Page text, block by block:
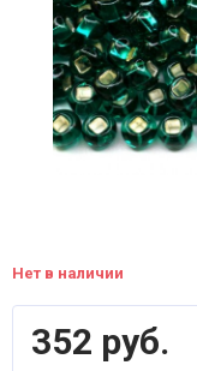
Нет в наличии
352 руб.